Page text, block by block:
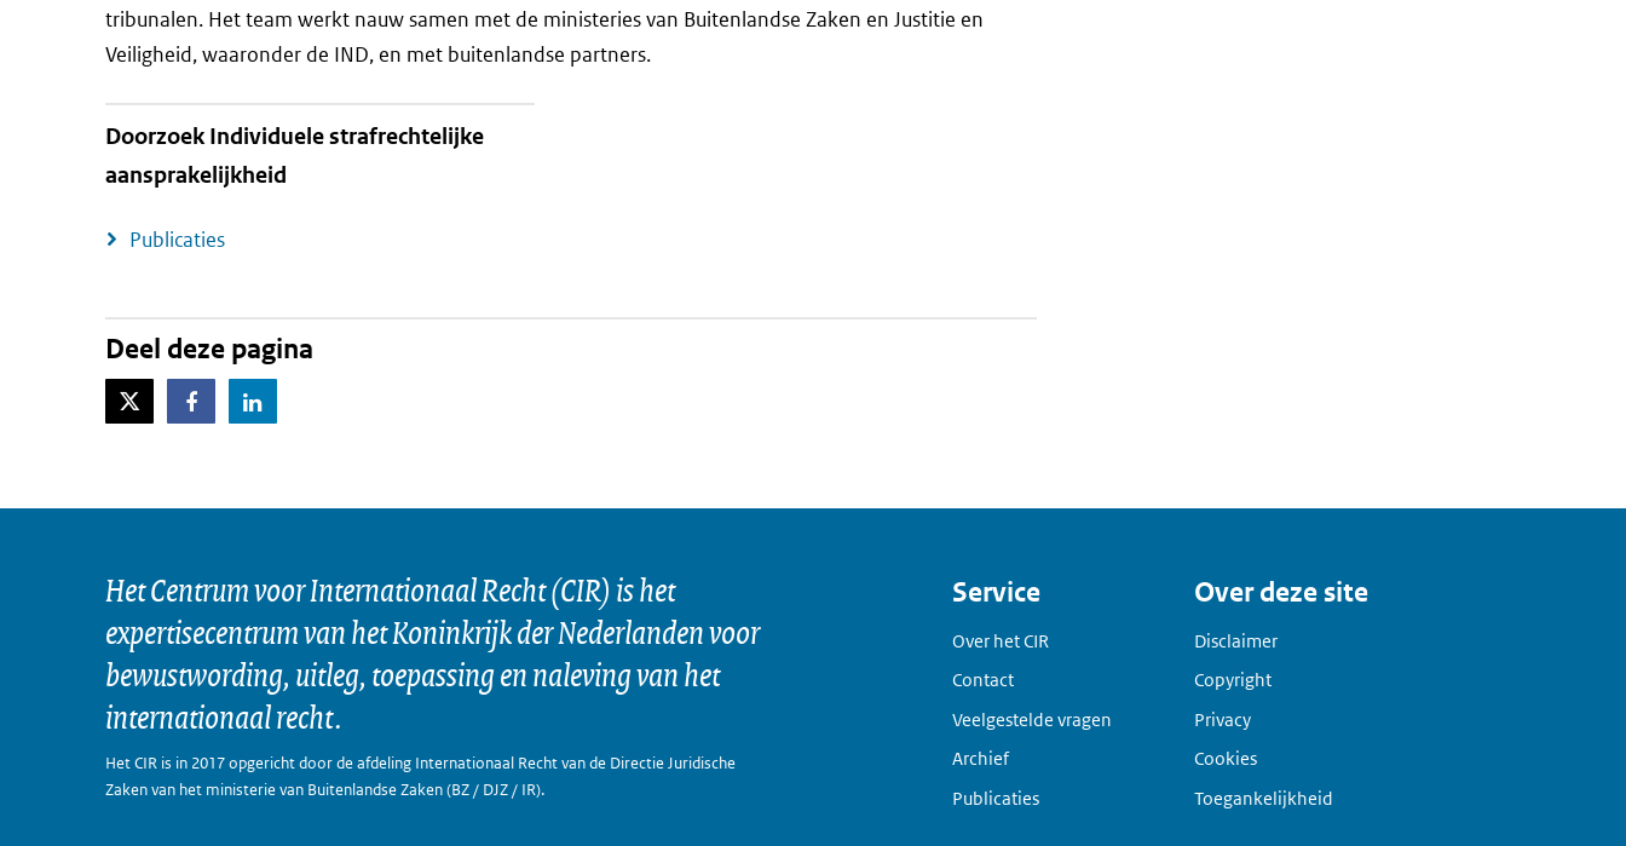
tribunalen. Het team werkt nauw samen met de ministeries van Buitenlandse Zaken en Justitie en
Veiligheid, waaronder de IND, en met buitenlandse partners.
Doorzoek Individuele strafrechtelijke
aansprakelijkheid
Publicaties
Deel deze pagina
X-TwitterFacebookLinkedIn
Het Centrum voor Internationaal Recht (CIR) is het
expertisecentrum van het Koninkrijk der Nederlanden voor
bewustwording, uitleg, toepassing en naleving van het
internationaal recht.
Het CIR is in 2017 opgericht door de afdeling Internationaal Recht van de Directie Juridische
Zaken van het ministerie van Buitenlandse Zaken (BZ / DJZ / IR).
Service
Over het CIR
Contact
Veelgestelde vragen
Archief
Publicaties
Over deze site
Disclaimer
Copyright
Privacy
Cookies
Toegankelijkheid